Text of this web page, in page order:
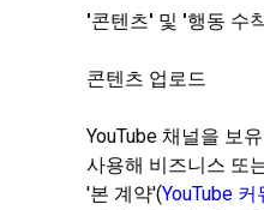
'콘텐츠' 및 '행동 수
콘텐츠 업로드
YouTube 채널을 보
사용해 비즈니스 또
'본 계약'(YouTube